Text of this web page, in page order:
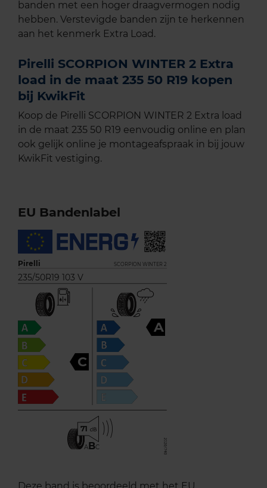
banden met een hoger draagvermogen nodig
hebben. Verstevigde banden zijn te herkennen
aan het kenmerk Extra Load.
Pirelli SCORPION WINTER 2 Extra
load in de maat 235 50 R19 kopen
bij KwikFit
Koop de Pirelli SCORPION WINTER 2 Extra load
in de maat 235 50 R19 eenvoudig online en plan
ook gelijk online je montageafspraak in bij jouw
KwikFit vestiging.
EU Bandenlabel
Pirelli SCORPION WINTER 2
235/50R19 103 V
C
A
71
ABC